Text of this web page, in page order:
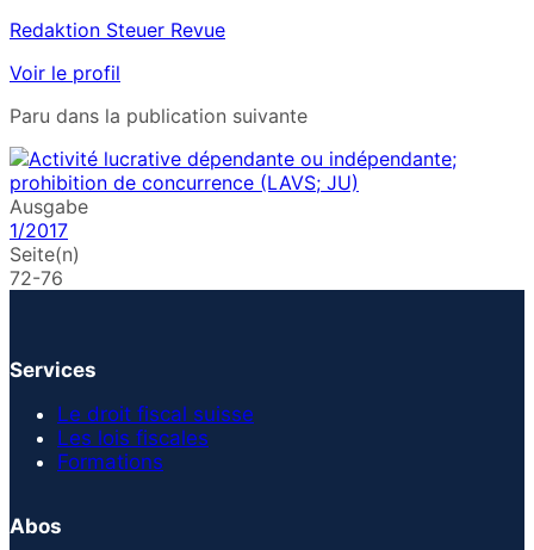
Redaktion Steuer Revue
Voir le profil
Paru dans la publication suivante
Ausgabe
1/2017
Seite(n)
72-76
Services
Le droit fiscal suisse
Les lois fiscales
Formations
Abos